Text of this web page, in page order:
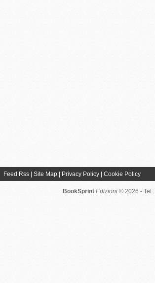
Feed Rss Site Map Privacy Policy Cookie Policy
BookSprint Edizioni © 2026 -